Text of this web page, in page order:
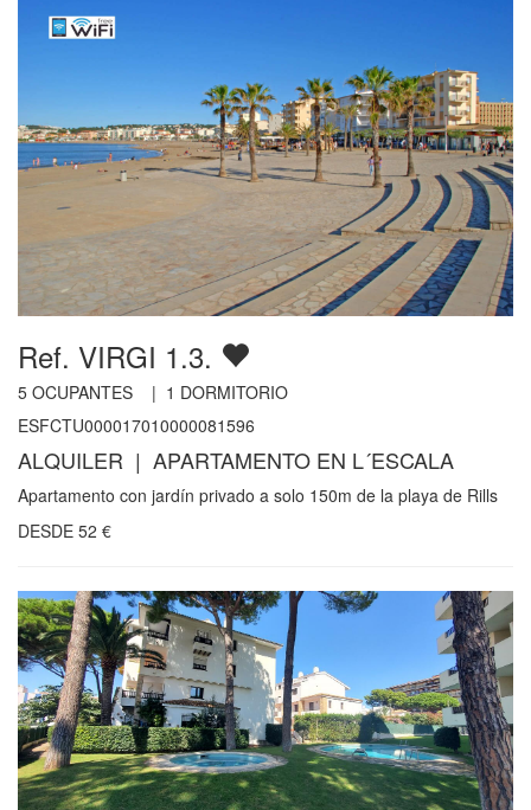
Ref. VIRGI 1.3.
5 OCUPANTES | 1 DORMITORIO
ESFCTU000017010000081596
ALQUILER | APARTAMENTO EN L´ESCALA
Apartamento con jardín privado a solo 150m de la playa de Rills
DESDE 52 €